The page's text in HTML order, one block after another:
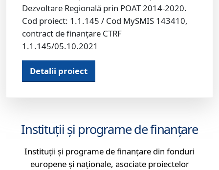
Dezvoltare Regională prin POAT 2014-2020.
Cod proiect: 1.1.145 / Cod MySMIS 143410,
contract de finanțare CTRF
1.1.145/05.10.2021
Detalii proiect
Instituții și programe de finanțare
Instituții și programe de finanțare din fonduri
europene și naționale, asociate proiectelor